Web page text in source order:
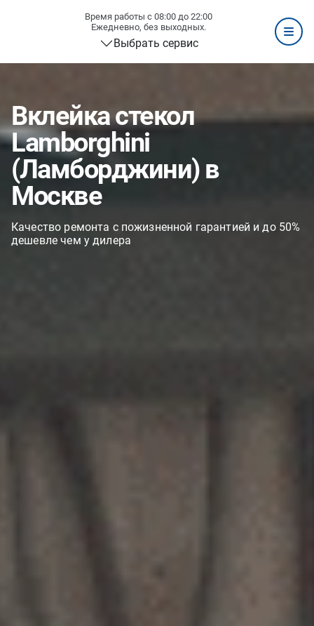
Время работы с 08:00 до 22:00
Ежедневно, без выходных.
Выбрать сервис
Вклейка стекол
Lamborghini
(Ламборджини) в
Москве
Качество ремонта с пожизненной гарантией и до 50%
дешевле чем у дилера